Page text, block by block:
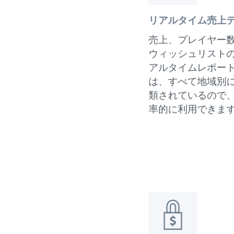
リアルタイム売上
売上、プレイヤー数
ウィッシュリスト
アルタイムレポート
は、すべて地域別
類されているので
率的に利用できます